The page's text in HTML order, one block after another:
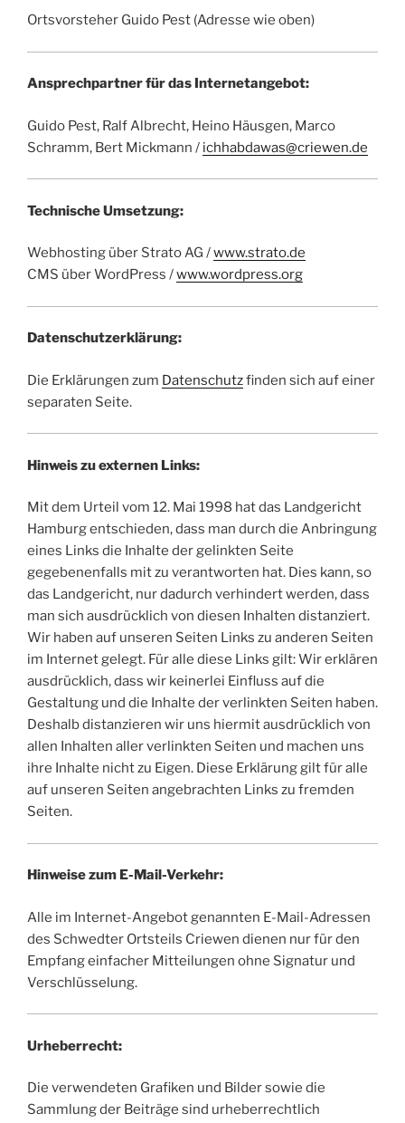
Ortsvorsteher Guido Pest (Adresse wie oben)
Ansprechpartner für das Internetangebot:
Guido Pest, Ralf Albrecht, Heino Häusgen, Marco
Schramm, Bert Mickmann / ichhabdawas@criewen.de
Technische Umsetzung:
Webhosting über Strato AG /www.strato.de
CMS über WordPress /www.wordpress.org
Datenschutzerklärung:
Die Erklärungen zum Datenschutzfinden sich auf einer
separaten Seite.
Hinweis zu externen Links:
Mit dem Urteil vom 12. Mai 1998 hat das Landgericht
Hamburg entschieden, dass man durch die Anbringung
eines Links die Inhalte der gelinkten Seite
gegebenenfalls mit zu verantworten hat. Dies kann, so
das Landgericht, nur dadurch verhindert werden, dass
man sich ausdrücklich von diesen Inhalten distanziert.
Wir haben auf unseren Seiten Links zu anderen Seiten
im Internet gelegt. Für alle diese Links gilt: Wir erklären
ausdrücklich, dass wir keinerlei Einfluss auf die
Gestaltung und die Inhalte der verlinkten Seiten haben.
Deshalb distanzieren wir uns hiermit ausdrücklich von
allen Inhalten aller verlinkten Seiten und machen uns
ihre Inhalte nicht zu Eigen. Diese Erklärung gilt für alle
auf unseren Seiten angebrachten Links zu fremden
Seiten.
Hinweise zum E-Mail-Verkehr:
Alle im Internet-Angebot genannten E-Mail-Adressen
des Schwedter Ortsteils Criewen dienen nur für den
Empfang einfacher Mitteilungen ohne Signatur und
Verschlüsselung.
Urheberrecht:
Die verwendeten Grafiken und Bilder sowie die
Sammlung der Beiträge sind urheberrechtlich